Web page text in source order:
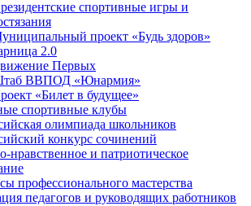
спортивные игры и
проект «Будь здоров»
2.0
Первых
ВВПОД «Юнармия»
«Билет в будущее»
спортивные клубы
олимпиада школьников
конкурс сочинений
нравственное и патриотическое
профессионального мастерства
педагогов и руководящих работников